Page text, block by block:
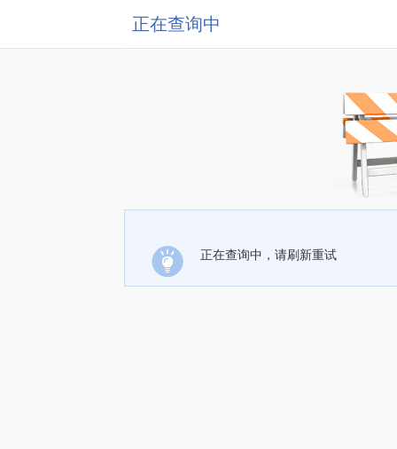
正在查询中
正在查询中，请刷新重试